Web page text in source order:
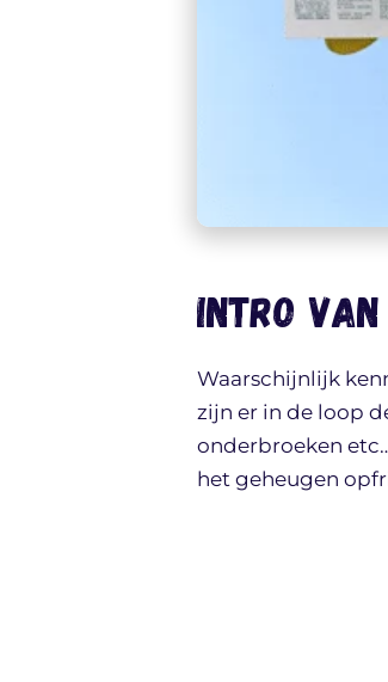
Intro
Waarschijnlijk
zijn er in de loop
onderbroeken
het geheugen